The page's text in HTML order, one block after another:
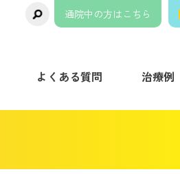
通院中の方はこちら
よくある質問 治療例